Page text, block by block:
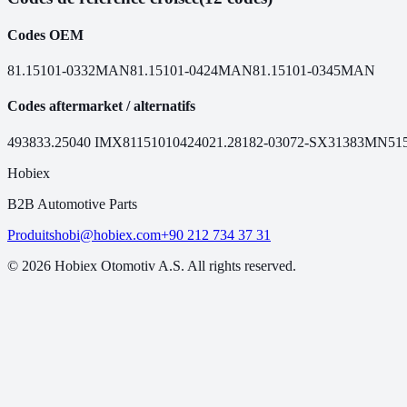
Codes OEM
81.15101-0332MAN81.15101-0424MAN81.15101-0345MAN
Codes aftermarket / alternatifs
493833.25040 IMX81151010424021.28182-03072-SX31383MN
Hobiex
B2B Automotive Parts
Produitshobi@hobiex.com+90 212 734 37 31
© 2026 Hobiex Otomotiv A.S. All rights reserved.